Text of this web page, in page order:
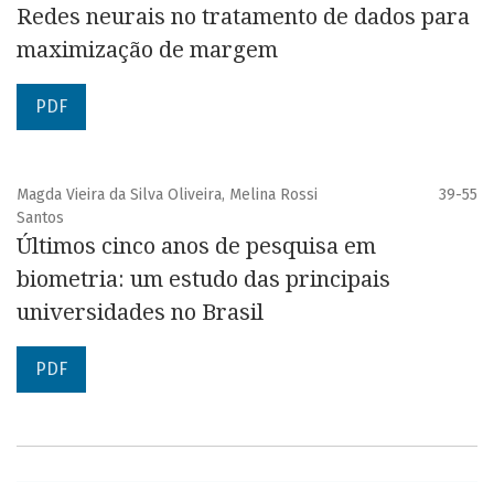
Redes neurais no tratamento de dados para
maximização de margem
PDF
Magda Vieira da Silva Oliveira, Melina Rossi
Santos
39-55
Últimos cinco anos de pesquisa em
biometria: um estudo das principais
universidades no Brasil
PDF